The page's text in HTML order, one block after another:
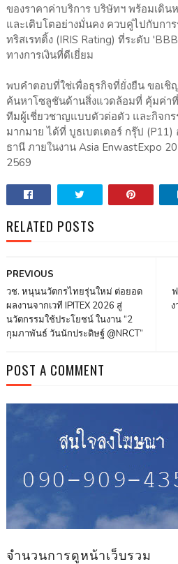
ของราคาค่าบริการ บริษัทฯ พร้อมเดิน
และเติบโตอย่างมั่นคง ควบคู่ไปกับกา
ทริสเรทติ้ง (IRIS Rating) ที่ระดับ
ทางการเงินที่ดีเยี่ยม
พบคำตอบที่ใช่เพื่อธุรกิจที่ยั่งยืน ขอเ
ค้นหาโซลูชันด้านสิ่งแวดล้อมที่ คุ้มค่า
ทีมผู้เชี่ยวชาญแบบตัวต่อตัว และกิจก
มากมาย ได้ที่ บูธเบตเตอร์ กรุ๊ป
ธานี ภายในงาน Asia EnwastExpo
2569
RELATED POSTS
PREVIOUS
วช. หนุนนวัตกรไทยรุ่นใหม่ ต่อยอด
ผลงานจากเวที IPITEX 2026 สู่
นวัตกรรมใช้ประโยชน์ ในงาน “2
กุมภาพันธ์ วันนักประดิษฐ์ @NRCT”
POST A COMMENT
จำนวนการดูหน้าเว็บรวม